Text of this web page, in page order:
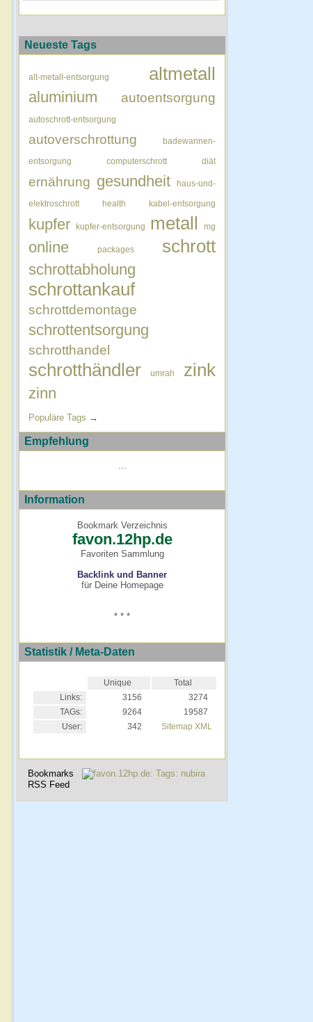
Neueste Tags
alt-metall-entsorgung altmetall
aluminium autoentsorgung
autoschrott-entsorgung
autoverschrottung badewannen-
entsorgung computerschrott diät
ernährung gesundheit haus-und-
elektroschrott health kabel-entsorgung
kupfer kupfer-entsorgung metall mg
online packages schrott
schrottabholung
schrottankauf
schrottdemontage
schrottentsorgung
schrotthandel
schrotthändler umrah zink
zinn
Populäre Tags →
Empfehlung
Information
Bookmark Verzeichnis
favon.12hp.de
Favoriten Sammlung
Backlink und Banner
für Deine Homepage
* * *
Statistik / Meta-Daten
Unique
Total
Links:
3156
3274
TAGs:
9264
19587
User:
342 Sitemap XML
Bookmarks
RSS Feed